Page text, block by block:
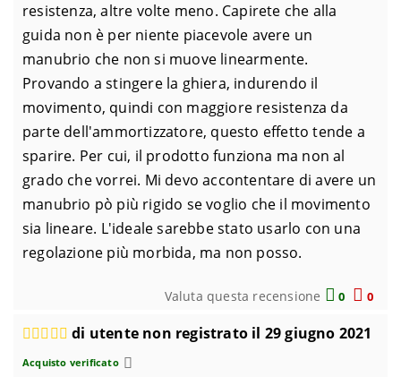
resistenza, altre volte meno. Capirete che alla
guida non è per niente piacevole avere un
manubrio che non si muove linearmente.
Provando a stingere la ghiera, indurendo il
movimento, quindi con maggiore resistenza da
parte dell'ammortizzatore, questo effetto tende a
sparire. Per cui, il prodotto funziona ma non al
grado che vorrei. Mi devo accontentare di avere un
manubrio pò più rigido se voglio che il movimento
sia lineare. L'ideale sarebbe stato usarlo con una
regolazione più morbida, ma non posso.
Valuta questa recensione 0 0
di utente non registrato il 29 giugno 2021
Acquisto verificato